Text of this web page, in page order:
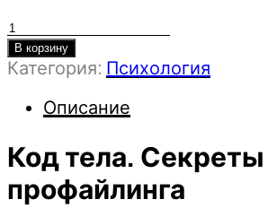
Количество
товара
Код
Секреты
-
Алиса
Зингман
В корзину
Категория: Психология
Описание
Код тела. Секреты
профайлинга